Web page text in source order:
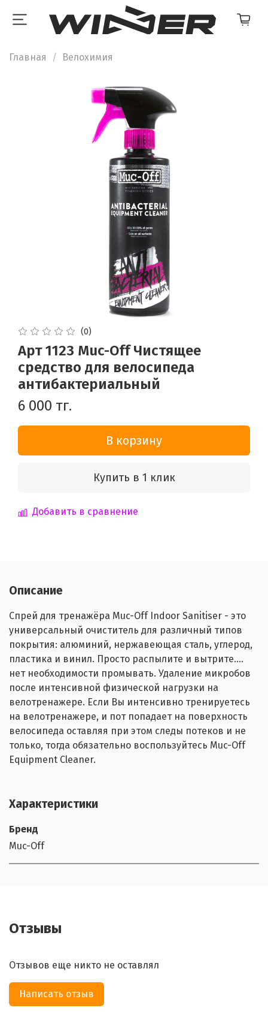
Главная Велохимия
(0)
Арт 1123 Muc-Off Чистящее
средство для велосипеда
антибактериальный
6 000 тг.
В корзину
Купить в 1 клик
Добавить в сравнение
Описание
Спрей для тренажёра Muc-Off Indoor Sanitiser - это
универсальный очиститель для различный типов
покрытия: алюминий, нержавеющая сталь, углерод,
пластика и винил. Просто распылите и вытрите....
нет необходимости промывать. Удаление микробов
после интенсивной физической нагрузки на
велотренажере. Если Вы интенсивно тренируетесь
на велотренажере, и пот попадает на поверхность
велосипеда оставляя при этом следы потеков и не
только, тогда обязательно воспользуйтесь Muc-Off
Equipment Cleaner.
Характеристики
Бренд
Muc-Off
Отзывы
Отзывов еще никто не оставлял
Написать отзыв